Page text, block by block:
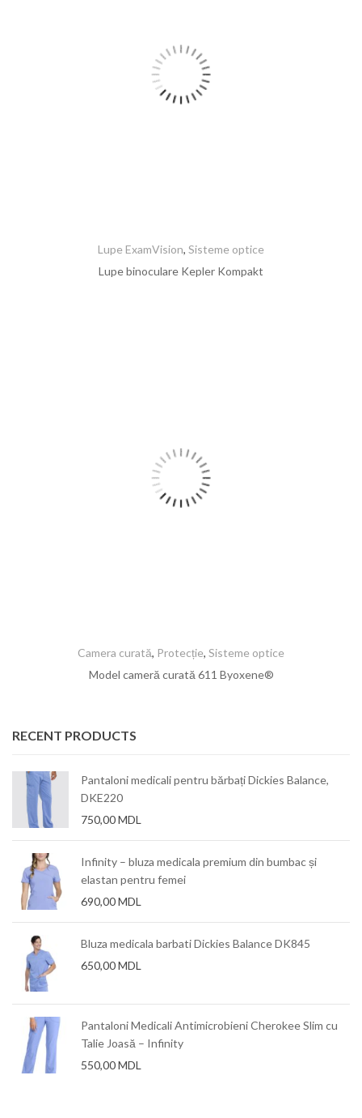
Lupe ExamVision, Sisteme optice
Lupe binoculare Kepler Kompakt
Camera curată, Protecție, Sisteme optice
Model cameră curată 611 Byoxene®
RECENT PRODUCTS
Pantaloni medicali pentru bărbați Dickies Balance,
DKE220
750,00MDL
Infinity – bluza medicala premium din bumbac și
elastan pentru femei
690,00MDL
Bluza medicala barbati Dickies Balance DK845
650,00MDL
Pantaloni Medicali Antimicrobieni Cherokee Slim cu
Talie Joasă – Infinity
550,00MDL